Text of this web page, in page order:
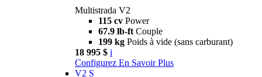
Multistrada V2
115 cv Power
67.9 lb-ft Couple
199 kg Poids à vide (sans carburant)
18 995 $ i
Configurez En Savoir Plus
V2 S